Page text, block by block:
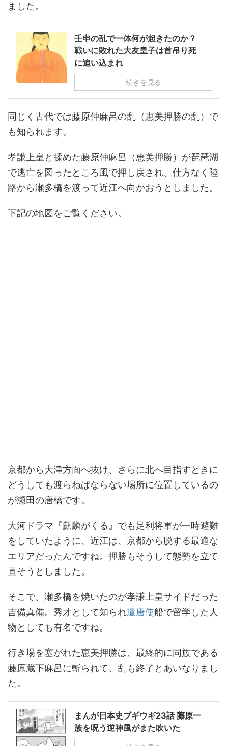
ました。
壬申の乱で一体何が起きたのか？
戦いに敗れた大友皇子は首吊り死
に追い込まれ
続きを見る
同じく古代では藤原仲麻呂の乱（恵美押勝の乱）で
も知られます。
孝謙上皇と揉めた藤原仲麻呂（恵美押勝）が琵琶湖
で逃亡を図ったところ風で押し戻され、仕方なく陸
路から瀬多橋を渡って近江へ向かおうとしました。
下記の地図をご覧ください。
京都から大津方面へ抜け、さらに北へ目指すときに
どうしても渡らねばならない場所に位置しているの
が瀬田の唐橋です。
大河ドラマ『麒麟がくる』でも足利将軍が一時避難
をしていたように、近江は、京都から脱する最適な
エリアだったんですね。押勝もそうして態勢を立て
直そうとしました。
そこで、瀬多橋を焼いたのが孝謙上皇サイドだった
吉備真備。秀才として知られ遣唐使船で留学した人
物としても有名ですね。
行き場を塞がれた恵美押勝は、最終的に同族である
藤原蔵下麻呂に斬られて、乱も終了とあいなりまし
た。
まんが日本史ブギウギ23話 藤原一
族を呪う逆神風がまた吹いた